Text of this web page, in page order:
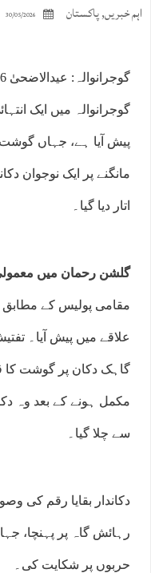
اہم خبریں,پاکستان 30/05/2026
گوجرانوالہ میں ایک
پیش آیا ہے، جہاں گوشت
مانگنے پر ایک نوجوان
اتار دیا گیا۔
گلشن رحمان میں
مقامی پولیس کے مطابق
علاقے میں پیش آیا۔
گاہک دکان پر گوشت کا
مکمل ہونے کے بعد وہ
سے چلا گیا۔
دکاندار بقایا رقم کی
رہائش گاہ پر پہنچا،
حربوں پر شکایت کی۔